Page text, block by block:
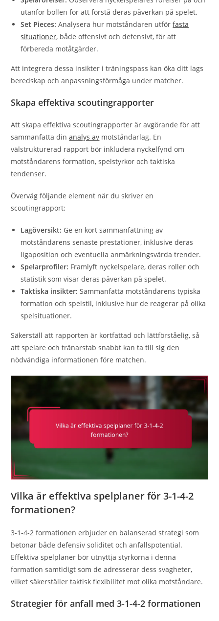
utanför bollen för att förstå deras påverkan på spelet.
Set Pieces: Analysera hur motståndaren utförfasta
situationer, både offensivt och defensivt, för att
förbereda motåtgärder.
Att integrera dessa insikter i träningspass kan öka ditt lags
beredskap och anpassningsförmåga under matcher.
Skapa effektiva scoutingrapporter
Att skapa effektiva scoutingrapporter är avgörande för att
sammanfatta dinanalys av motståndarlag. En
välstrukturerad rapport bör inkludera nyckelfynd om
motståndarens formation, spelstyrkor och taktiska
tendenser.
Överväg följande element när du skriver en
scoutingrapport:
Lagöversikt: Ge en kort sammanfattning av
motståndarens senaste prestationer, inklusive deras
ligaposition och eventuella anmärkningsvärda trender.
Spelarprofiler: Framlyft nyckelspelare, deras roller och
statistik som visar deras påverkan på spelet.
Taktiska insikter: Sammanfatta motståndarens typiska
formation och spelstil, inklusive hur de reagerar på olika
spelsituationer.
Säkerställ att rapporten är kortfattad och lättförståelig, så
att spelare och tränarstab snabbt kan ta till sig den
nödvändiga informationen före matchen.
Vilka är effektiva spelplaner för 3-1-4-2
formationen?
3-1-4-2 formationen erbjuder en balanserad strategi som
betonar både defensiv soliditet och anfallspotential.
Effektiva spelplaner bör utnyttja styrkorna i denna
formation samtidigt som de adresserar dess svagheter,
vilket säkerställer taktisk flexibilitet mot olika motståndare.
Strategier för anfall med 3-1-4-2 formationen